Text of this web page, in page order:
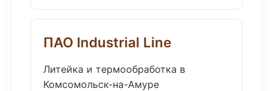
ПАО Industrial Line
Литейка и термообработка в
Комсомольск-на-Амуре